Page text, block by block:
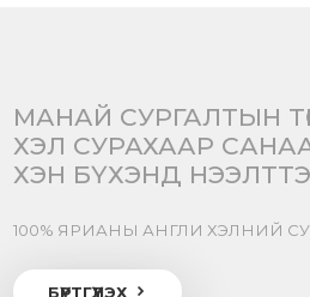
МАНАЙ СУРГАЛТЫН
ХЭЛ СУРАХААР
ХЭН БҮХЭНД
100% ЯРИАНЫ АНГЛИ ХЭЛНИЙ
БҮРТГҮҮЛЭХ